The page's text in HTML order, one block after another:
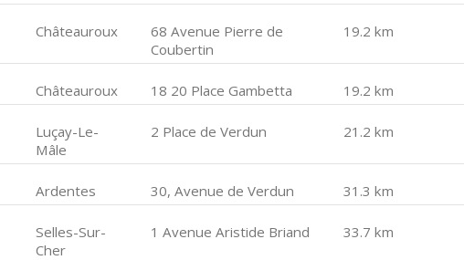
Châteauroux
68 Avenue Pierre de
Coubertin
19.2 km
Châteauroux 18 20 Place Gambetta 19.2 km
Luçay-Le-
Mâle
2 Place de Verdun 21.2 km
Ardentes 30, Avenue de Verdun 31.3 km
Selles-Sur-
Cher
1 Avenue Aristide Briand 33.7 km